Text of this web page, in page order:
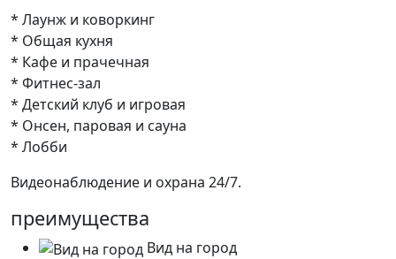
* Лаунж и коворкинг
* Общая кухня
* Кафе и прачечная
* Фитнес-зал
* Детский клуб и игровая
* Онсен, паровая и сауна
* Лобби
Видеонаблюдение и охрана 24/7.
преимущества
Вид на город